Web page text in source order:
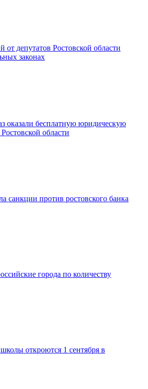
от депутатов Ростовской области
законах
оказали бесплатную юридическую
области
санкции против ростовского банка
города по количеству
откроются 1 сентября в